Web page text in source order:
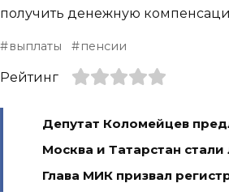
получить денежную
выплаты пенсии
Рейтинг
Депутат Коломейцев
Москва и Татарстан
Глава МИК призвал